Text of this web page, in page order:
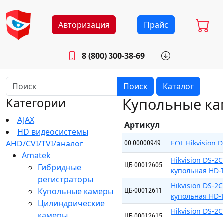
Авторизация Прайс
8 (800) 300-38-69
Будни: 8.30 - 17.00
Поиск Каталог
Категории
AJAX
HD видеосистемы
AHD/CVI/TVI/аналог
Amatek
Гибридные
регистраторы
Купольные камеры
Цилиндрические
Купольные
Артикул
00-00000949 EOL Hikvision
ЦБ-00012605
Hikvision DS-
купольная
ЦБ-00012611
Hikvision DS-
купольная
Hikvision DS-